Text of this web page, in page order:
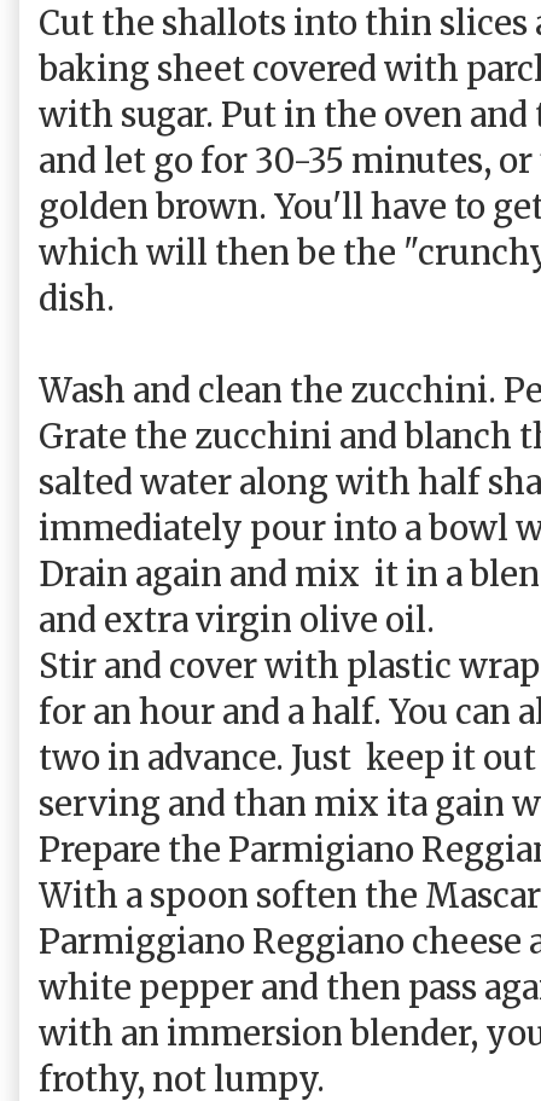
Cut the shallots into thin slices
baking sheet covered with
with sugar. Put in the oven and
and let go for 30-35 minutes,
golden brown. You'll have to
which will then be the
dish.
Wash and clean the zucchini.
Grate the zucchini and blanch
salted water along with half
immediately pour into a bowl
Drain again and mix it in a
and extra virgin olive oil.
Stir and cover with plastic
for an hour and a half. You can
two in advance. Just keep it
serving and than mix ita gain
Prepare the Parmigiano
With a spoon soften the
Parmiggiano Reggiano cheese
white pepper and then pass
with an immersion blender,
frothy, not lumpy.